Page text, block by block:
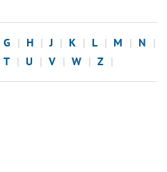
G H J K L M
N
T U V W Z